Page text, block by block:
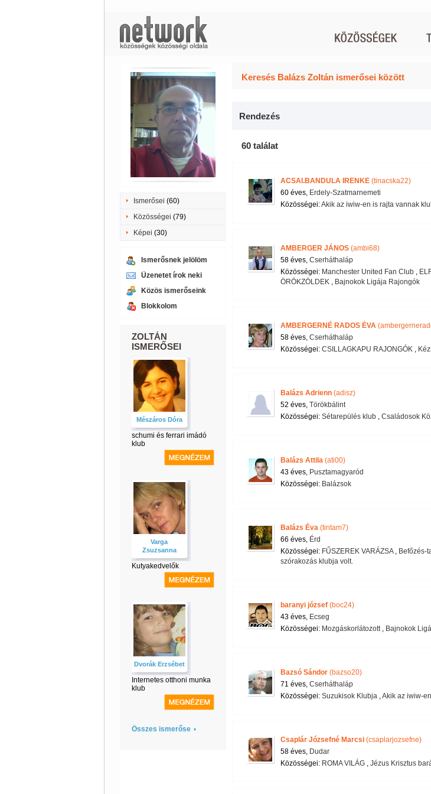
Ismerősei (60)
Közösségei (79)
Képei (30)
Ismerősnek jelölöm
Üzenetet írok neki
Közös ismerőseink
Blokkolom
ZOLTÁN
ISMERŐSEI
Mészáros Dóra
schumi és ferrari imádó
klub
Varga
Zsuzsanna
Kutyakedvelők
Dvorák Erzsébet
Internetes otthoni munka
klub
Összes ismerőse
Keresés Balázs Zoltán ismerősei között
Rendezés
60 találat
ACSAI.BANDULA IRENKE(tinacska22)
60 éves, Erdely-Szatmarnemeti
Közösségei:Akik az iwiw-en is rajta vannak
AMBERGER JÁNOS(ambi68)
58 éves, Cserháthaláp
Közösségei: Manchester United Fan Club,
ÖRÖKZÖLDEK, Bajnokok Ligája Rajongók
AMBERGERNÉ RADOS ÉVA
58 éves, Cserháthaláp
Közösségei: CSILLAGKAPU RAJONGÓK,
Balázs Adrienn(adisz)
52 éves, Törökbálint
Közösségei: Sétarepülés klub, Családosok
Balázs Attila(ati00)
43 éves, Pusztamagyaród
Közösségei: Balázsok
Balázs Éva(tintam7)
66 éves, Érd
Közösségei: FŰSZEREK VARÁZSA, Befőzés-
szórakozás klubja volt.
baranyi józsef(boc24)
43 éves, Ecseg
Közösségei: Mozgáskorlátozott, Bajnokok
Bazsó Sándor(bazso20)
71 éves, Cserháthaláp
Közösségei: Suzukisok Klubja,Akik az iwiw-
Csaplár Józsefné Marcsi(csaplarjozsefne)
58 éves, Dudar
Közösségei: ROMA VILÁG, Jézus Krisztus